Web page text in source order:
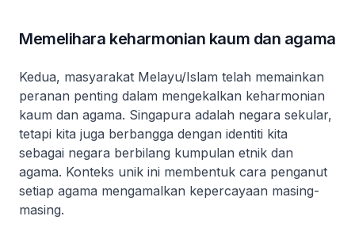
Memelihara keharmonian kaum dan agama
Kedua, masyarakat Melayu/Islam telah memainkan
peranan penting dalam mengekalkan keharmonian
kaum dan agama. Singapura adalah negara sekular,
tetapi kita juga berbangga dengan identiti kita
sebagai negara berbilang kumpulan etnik dan
agama. Konteks unik ini membentuk cara penganut
setiap agama mengamalkan kepercayaan masing-
masing.